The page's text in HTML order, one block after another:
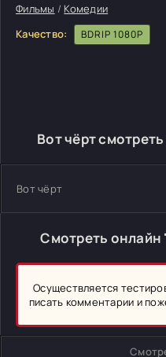
Фильмы / Комедии
Качество:
BDRIP 1080P
Вот чёрт
Вот чёрт
Смотреть онлайн
Осуществляется
писать комментарии и